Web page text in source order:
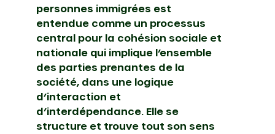
personnes immigrées est
entendue comme un processus
central pour la cohésion sociale et
nationale qui implique l’ensemble
des parties prenantes de la
société, dans une logique
d’interaction et
d’interdépendance. Elle se
structure et trouve tout son sens